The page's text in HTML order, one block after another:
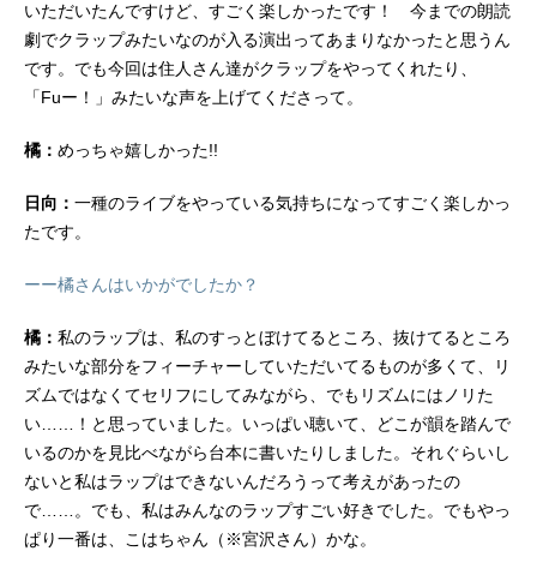
いただいたんですけど、すごく楽しかったです！ 今までの朗読
劇でクラップみたいなのが入る演出ってあまりなかったと思うん
です。でも今回は住人さん達がクラップをやってくれたり、
「Fuー！」みたいな声を上げてくださって。
橘： めっちゃ嬉しかった!!
日向： 一種のライブをやっている気持ちになってすごく楽しかっ
たです。
ーー橘さんはいかがでしたか？
橘： 私のラップは、私のすっとぼけてるところ、抜けてるところ
みたいな部分をフィーチャーしていただいてるものが多くて、リ
ズムではなくてセリフにしてみながら、でもリズムにはノリた
い……！と思っていました。いっぱい聴いて、どこが韻を踏んで
いるのかを見比べながら台本に書いたりしました。それぐらいし
ないと私はラップはできないんだろうって考えがあったの
で……。でも、私はみんなのラップすごい好きでした。でもやっ
ぱり一番は、こはちゃん（※宮沢さん）かな。